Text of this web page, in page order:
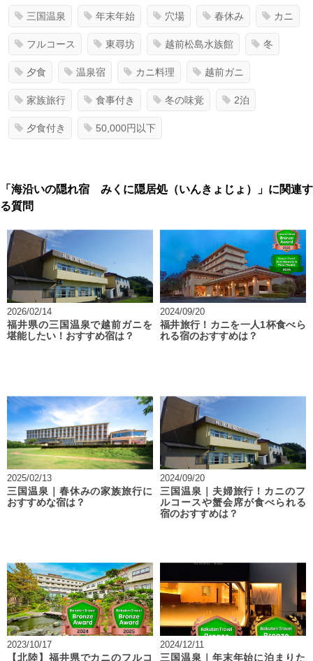
三国温泉 年末年始 穴場 春休み カニ
フルコース 東尋坊 越前松島水族館 冬
夕食 温泉宿 カニ料理 越前ガニ
家族旅行 食事付き 冬の味覚 2泊
夕食付き 50,000円以下
「海沿いの隠れ宿 みくに隠居処（いんきょじょ）」に関連す
る質問
2026/02/14
福井県の三国温泉で越前ガニを
堪能したい！おすすめ宿は？
2024/09/20
福井旅行！カニを一人1杯食べら
れる宿のおすすめは？
2025/02/13
三国温泉｜春休みの家族旅行に
おすすめな宿は？
2024/09/20
三国温泉｜夫婦旅行！カニのフ
ルコースや蟹会席が食べられる
宿のおすすめは？
2023/10/17
【北陸】福井県でカニのフルコ
2024/12/11
三国温泉｜年末年始に泊まりた